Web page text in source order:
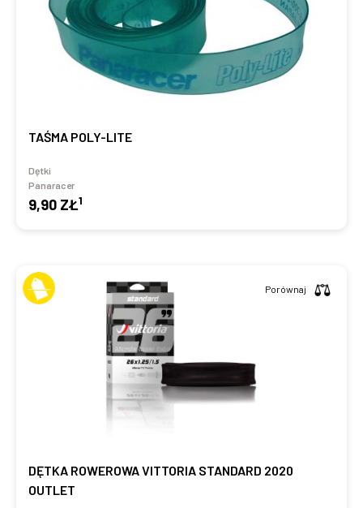
TAŚMA POLY-LITE
Dętki
Panaracer
9,90 ZŁ1
DĘTKA ROWEROWA VITTORIA STANDARD 2020
OUTLET
Porównaj